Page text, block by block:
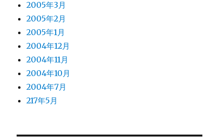
2005年3月
2005年2月
2005年1月
2004年12月
2004年11月
2004年10月
2004年7月
217年5月